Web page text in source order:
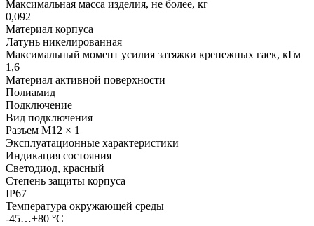
Максимальная масса изделия, не более, кг
0,092
Материал корпуса
Латунь никелированная
Максимальный момент усилия затяжки крепежных гаек, кГм
1,6
Материал активной поверхности
Полиамид
Подключение
Вид подключения
Разъем M12 × 1
Эксплуатационные характеристики
Индикация состояния
Светодиод, красный
Степень защиты корпуса
IP67
Температура окружающей среды
-45…+80 °С